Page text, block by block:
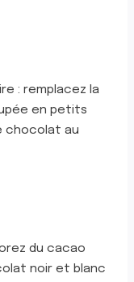
: remplacez la
en petits
chocolat au
du cacao
noir et blanc